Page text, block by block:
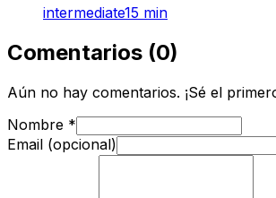
intermediate15 min
Comentarios (0)
Aún no hay comentarios. ¡Sé el
Nombre *
Email (opcional)